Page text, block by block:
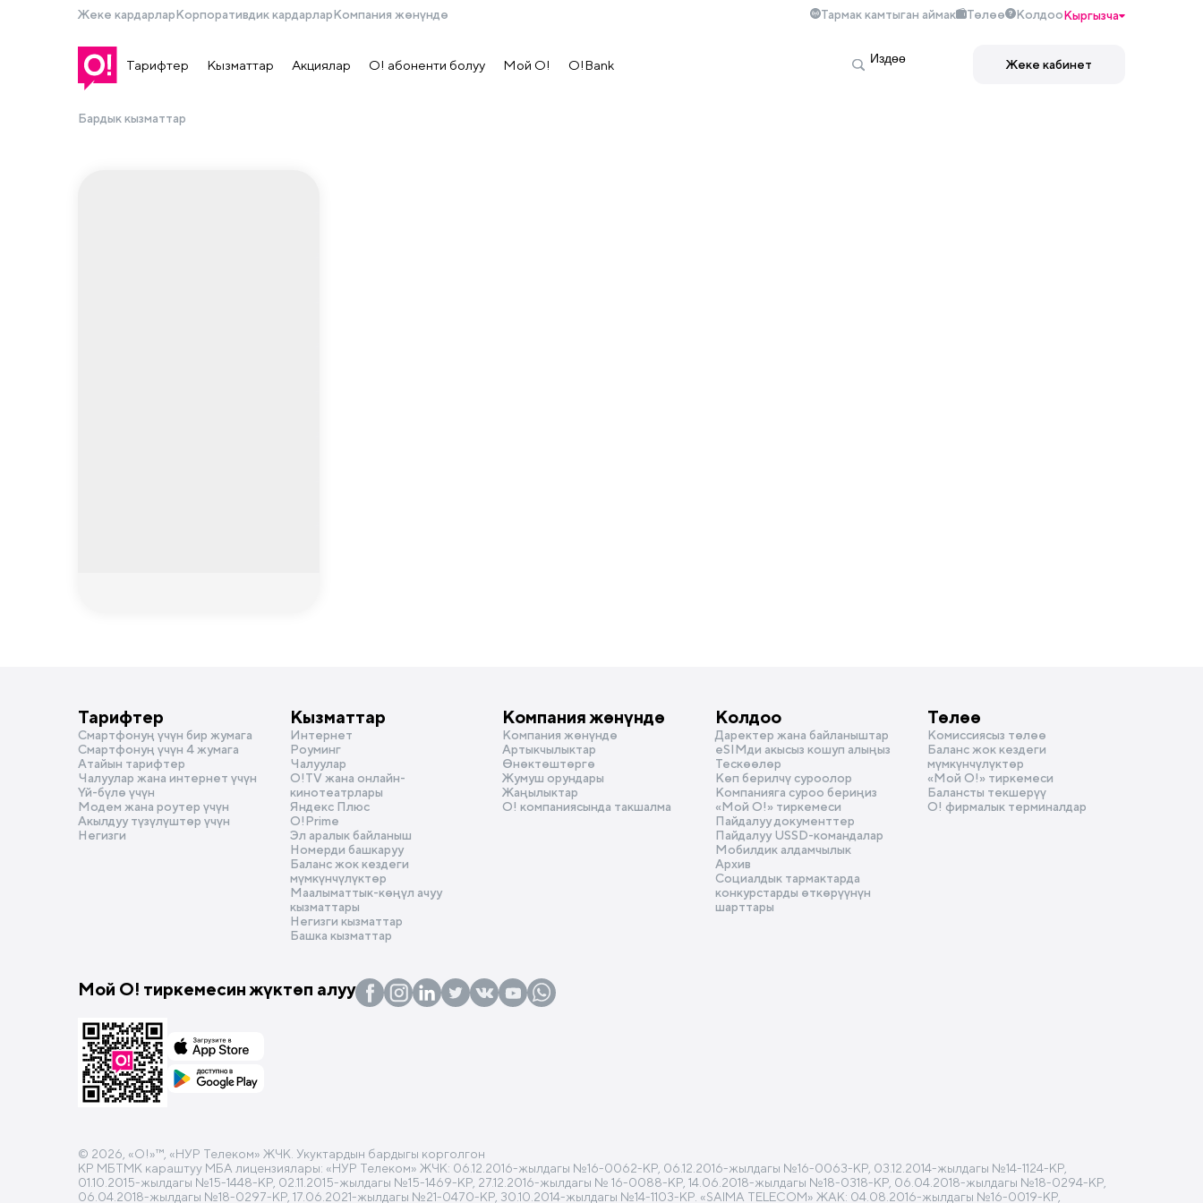
Жеке кардарларКорпоративдик кардарларКомпания жөнүндө Тармак камтыган аймак Төлөө КолдооКыргызча
Тарифтер Кызматтар Акциялар О! абоненти болуу Мой О! O!Bank Жеке кабинет
Бардык кызматтар
Тарифтер
Смартфонуң үчүн бир жумага
Смартфонуң үчүн 4 жумага
Атайын тарифтер
Чалуулар жана интернет үчүн
Үй-бүлө үчүн
Модем жана роутер үчүн
Акылдуу түзүлүштөр үчүн
Негизги
Кызматтар
Интернет
Роуминг
Чалуулар
О!TV жана онлайн-
кинотеатрлары
Яндекс Плюс
O!Prime
Эл аралык байланыш
Номерди башкаруу
Баланс жок кездеги
мүмкүнчүлүктөр
Маалыматтык-көңүл ачуу
кызматтары
Негизги кызматтар
Башка кызматтар
Компания жөнүндө
Компания жөнүндө
Артыкчылыктар
Өнөктөштөргө
Жумуш орундары
Жаңылыктар
О! компаниясында такшалма
Колдоо
Даректер жана байланыштар
eSIMди акысыз кошуп алыңыз
Тескөөлөр
Көп берилчү суроолор
Компанияга суроо бериңиз
«Мой О!» тиркемеси
Пайдалуу документтер
Пайдалуу USSD-командалар
Мобилдик алдамчылык
Архив
Социалдык тармактарда
конкурстарды өткөрүүнүн
шарттары
Төлөө
Комиссиясыз төлөө
Баланс жок кездеги
мүмкүнчүлүктөр
«Мой О!» тиркемеси
Балансты текшерүү
О! фирмалык терминалдар
Мой О! тиркемесин жүктөп алуу
© 2026, «O!»™, «НУР Телеком» ЖЧК. Укуктардын бардыгы корголгон
КР МБТМК караштуу МБА лицензиялары: «НУР Телеком» ЖЧК: 06.12.2016-жылдагы №16-0062-КР, 06.12.2016-жылдагы №16-0063-КР, 03.12.2014-жылдагы №14-1124-КР,
01.10.2015-жылдагы №15-1448-КР, 02.11.2015-жылдагы №15-1469-КР, 27.12.2016-жылдагы № 16-0088-КР, 14.06.2018-жылдагы №18-0318-КР, 06.04.2018-жылдагы №18-0294-КР,
06.04.2018-жылдагы №18-0297-КР, 17.06.2021-жылдагы №21-0470-КР, 30.10.2014-жылдагы №14-1103-КР. «SAIMA TELECOM» ЖАК: 04.08.2016-жылдагы №16-0019-КР,